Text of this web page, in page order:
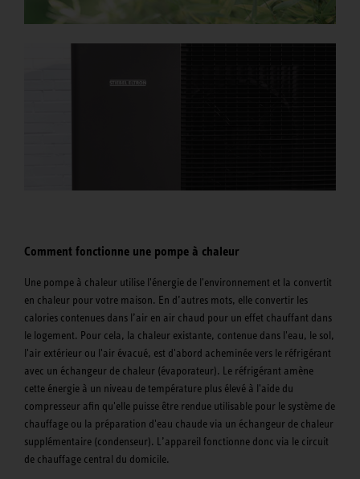
Comment fonctionne une pompe à chaleur
Une pompe à chaleur utilise l'énergie de l'environnement et la convertit
en chaleur pour votre maison. En d’autres mots, elle convertir les
calories contenues dans l’air en air chaud pour un effet chauffant dans
le logement. Pour cela, la chaleur existante, contenue dans l'eau, le sol,
l'air extérieur ou l'air évacué, est d'abord acheminée vers le réfrigérant
avec un échangeur de chaleur (évaporateur). Le réfrigérant amène
cette énergie à un niveau de température plus élevé à l'aide du
compresseur afin qu'elle puisse être rendue utilisable pour le système de
chauffage ou la préparation d'eau chaude via un échangeur de chaleur
supplémentaire (condenseur). L’appareil fonctionne donc via le circuit
de chauffage central du domicile.